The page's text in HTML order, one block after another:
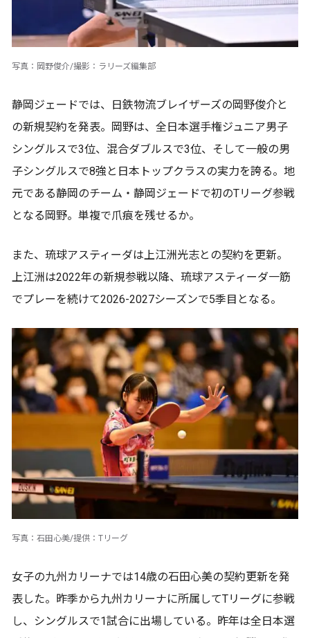
写真：岡野俊介/撮影：ラリーズ編集部
静岡ジェードでは、日鉄物流ブレイザーズの岡野俊介と
の新規契約を発表。岡野は、全日本選手権ジュニア男子
シングルスで3位、混合ダブルスで3位、そして一般の男
子シングルスで8強と日本トップクラスの実力を誇る。地
元である静岡のチーム・静岡ジェードで初のTリーグ参戦
となる岡野。単複で爪痕を残せるか。
また、琉球アスティーダは上江洲光志との契約を更新。
上江洲は2022年の新規参戦以降、琉球アスティーダ一筋
でプレーを続けて2026-2027シーズンで5季目となる。
写真：石田心美/提供：Tリーグ
女子の九州カリーナでは14歳の石田心美の契約更新を発
表した。昨季から九州カリーナに所属してTリーグに参戦
し、シングルスで1試合に出場している。昨年は全日本選